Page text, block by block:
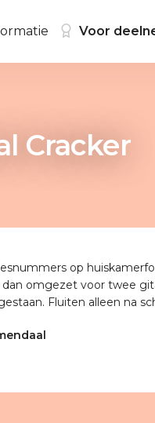
Cracker
op
omgezet voor twee
Fluiten alleen na
Voor